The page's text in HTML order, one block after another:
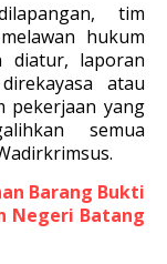
tim
hukum
diatur, laporan
atau
pekerjaan yang
semua
Barang Bukti
Negeri Batang